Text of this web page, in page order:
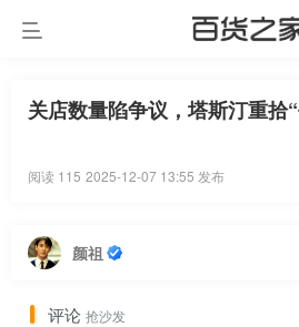
关店数量陷争议，塔斯汀重拾
阅读 115 2025-12-07 13:55 发布
颜祖
评论 抢沙发